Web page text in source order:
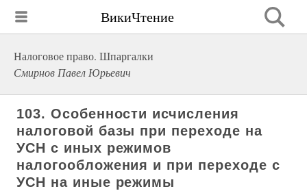
ВикиЧтение
Налоговое право. Шпаргалки
Смирнов Павел Юрьевич
103. Особенности исчисления
налоговой базы при переходе на
УСН с иных режимов
налогообложения и при переходе с
УСН на иные режимы